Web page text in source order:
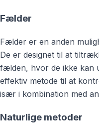
Fælder
Fælder er en anden
De er designet til at
fælden, hvor de ikke kan
effektiv metode til at
især i kombination med
Naturlige metoder